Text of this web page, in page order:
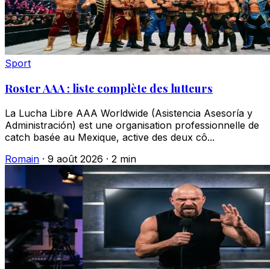
Sport
Roster AAA : liste complète des lutteurs
La Lucha Libre AAA Worldwide (Asistencia Asesoría y
Administración) est une organisation professionnelle de
catch basée au Mexique, active des deux cô...
Romain · 9 août 2026 · 2 min